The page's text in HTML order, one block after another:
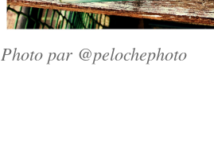
Photo par @pelochephoto